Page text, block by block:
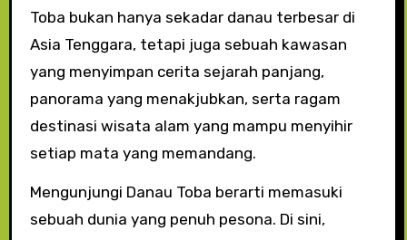
Toba bukan hanya sekadar danau terbesar di
Asia Tenggara, tetapi juga sebuah kawasan
yang menyimpan cerita sejarah panjang,
panorama yang menakjubkan, serta ragam
destinasi wisata alam yang mampu menyihir
setiap mata yang memandang.
Mengunjungi Danau Toba berarti memasuki
sebuah dunia yang penuh pesona. Di sini,